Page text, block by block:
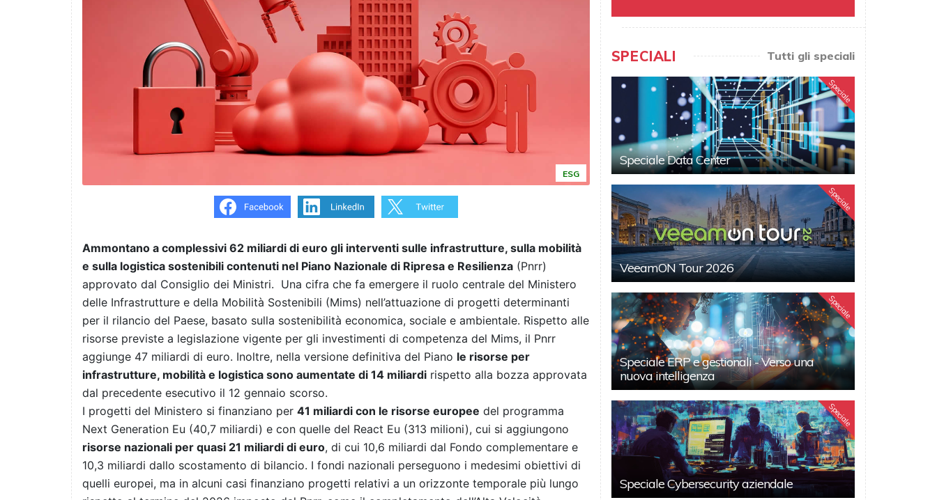
ESG
Ammontano a complessivi 62 miliardi di euro gli interventi sulle infrastrutture, sulla mobilità
e sulla logistica sostenibili contenuti nel Piano Nazionale di Ripresa e Resilienza (Pnrr)
approvato dal Consiglio dei Ministri. Una cifra che fa emergere il ruolo centrale del Ministero
delle Infrastrutture e della Mobilità Sostenibili (Mims) nell’attuazione di progetti determinanti
per il rilancio del Paese, basato sulla sostenibilità economica, sociale e ambientale. Rispetto alle
risorse previste a legislazione vigente per gli investimenti di competenza del Mims, il Pnrr
aggiunge 47 miliardi di euro. Inoltre, nella versione definitiva del Piano le risorse per
infrastrutture, mobilità e logistica sono aumentate di 14 miliardi rispetto alla bozza approvata
dal precedente esecutivo il 12 gennaio scorso.
I progetti del Ministero si finanziano per 41 miliardi con le risorse europee del programma
Next Generation Eu (40,7 miliardi) e con quelle del React Eu (313 milioni), cui si aggiungono
risorse nazionali per quasi 21 miliardi di euro, di cui 10,6 miliardi dal Fondo complementare e
10,3 miliardi dallo scostamento di bilancio. I fondi nazionali perseguono i medesimi obiettivi di
quelli europei, ma in alcuni casi finanziano progetti relativi a un orizzonte temporale più lungo
SPECIALI Tutti gli speciali
Speciale
Speciale Data Center
Speciale
VeeamON Tour 2026
Speciale
Speciale ERP e gestionali - Verso una
nuova intelligenza
Speciale
Speciale Cybersecurity aziendale